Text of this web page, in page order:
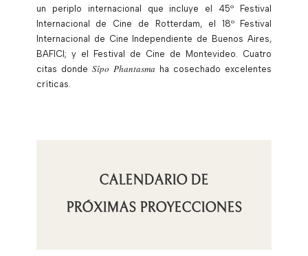
un periplo internacional que incluye el 45º Festival
Internacional de Cine de Rotterdam, el 18º Festival
Internacional de Cine Independiente de Buenos Aires,
BAFICI; y el Festival de Cine de Montevideo. Cuatro
citas dondeSîpo Phantasma ha cosechado excelentes
críticas.
CALENDARIO DE
PRÓXIMAS PROYECCIONES